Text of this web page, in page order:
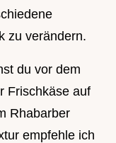
zu verändern.
du vor dem
Frischkäse auf
Rhabarber
empfehle ich